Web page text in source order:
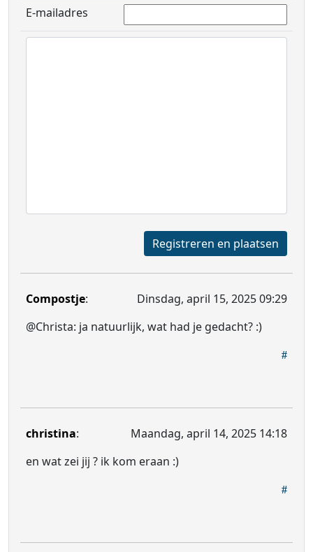
E-mailadres
Registreren en plaatsen
Compostje:
Dinsdag, april 15, 2025 09:29
@Christa: ja natuurlijk, wat had je gedacht? :)
christina:
Maandag, april 14, 2025 14:18
en wat zei jij ? ik kom eraan :)